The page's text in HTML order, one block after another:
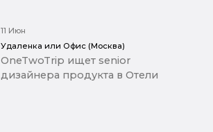
11 Июн
Удаленка или Офис (Москва)
OneTwoTrip ищет senior
дизайнера продукта в Отели